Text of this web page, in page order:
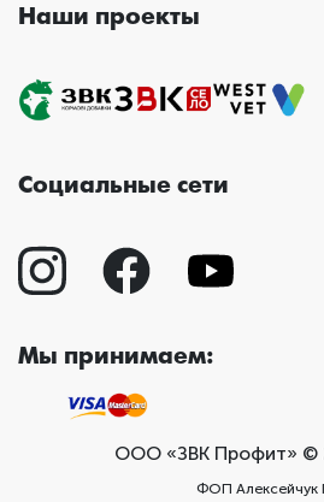
Наши проекты
Социальные сети
Мы принимаем:
ООО «ЗВК Профит» ©
ФОП Алексейчук